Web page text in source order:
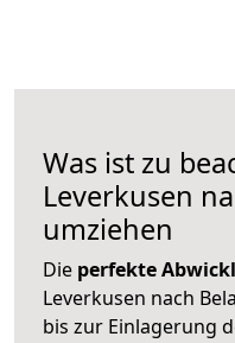
Was ist zu
Leverkusen
umziehen
Die perfekte
Leverkusen nach
bis zur Einlagerung